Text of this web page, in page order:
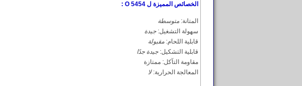
الخصائص المميزة ل 5454 O :
المتانة: متوسطة
سهولة التشغيل:جيدة
قابلية اللحام: مقبولة
قابلية التشكيل:جيدة جدًا
مقاومة التآكل: ممتازة
المعالجة الحرارية:لا